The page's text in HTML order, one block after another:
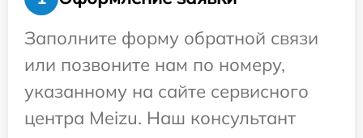
Заполните форму обратной связи
или позвоните нам по номеру,
указанному на сайте сервисного
центра Meizu. Наш консультант